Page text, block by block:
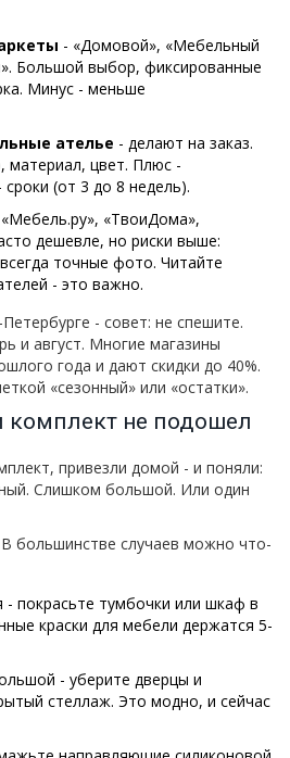
- «Домовой», «Мебельный
Большой выбор, фиксированные
Минус - меньше
ателье - делают на заказ.
материал, цвет. Плюс -
(от 3 до 8 недель).
«ТвоиДома»,
дешевле, но риски выше:
точные фото. Читайте
- это важно.
- совет: не спешите.
и август. Многие магазины
года и дают скидки до 40%.
«сезонный» или «остатки».
комплект не подошел
привезли домой - и поняли:
Слишком большой. Или один
большинстве случаев можно что-
- покрасьте тумбочки или шкаф в
краски для мебели держатся 5-
- уберите дверцы и
стеллаж. Это модно, и сейчас